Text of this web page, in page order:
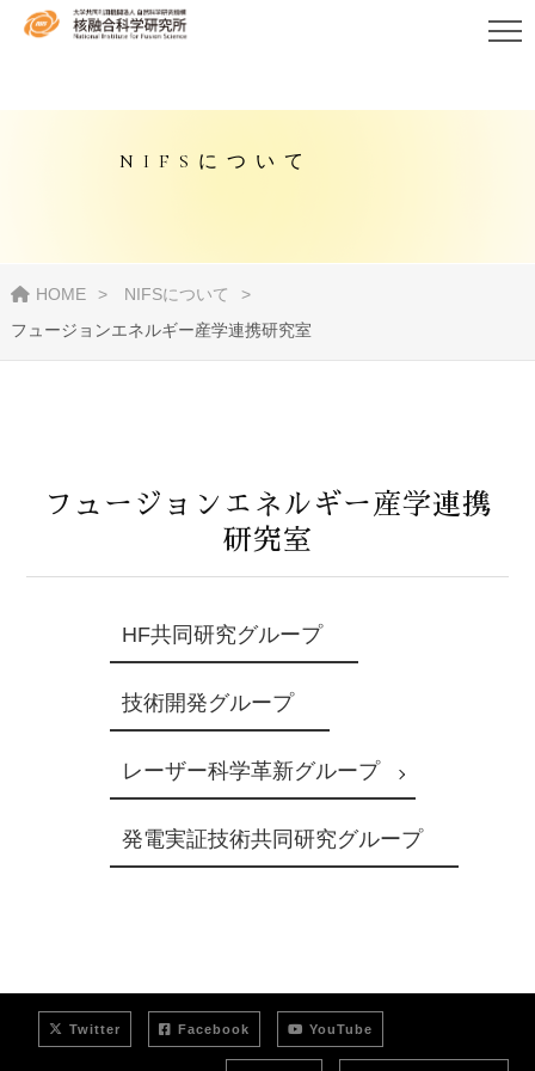
NIFSについて
HOME
NIFSについて
フュージョンエネルギー産学連携研究室
フュージョンエネルギー産学連携
研究室
HF共同研究グループ
技術開発グループ
レーザー科学革新グループ
発電実証技術共同研究グループ
Twitter Facebook YouTube